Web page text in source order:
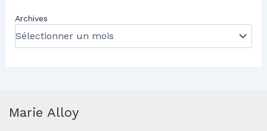
Archives
Marie Alloy